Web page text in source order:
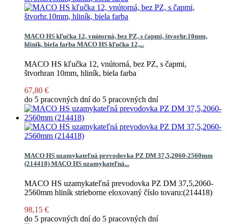
MACO HS kľučka 12, vnútorná, bez PZ, s čapmi, štvorhr.10mm,
hliník, biela farba MACO HS kľučka 12,...
MACO HS kľučka 12, vnútorná, bez PZ, s čapmi,
štvorhran 10mm, hliník, biela farba
67,80 €
do 5 pracovných dnído 5 pracovných dní
MACO HS uzamykateľná prevodovka PZ DM 37,5,2060-2560mm
(214418) MACO HS uzamykateľná...
MACO HS uzamykateľná prevodovka PZ DM 37,5,2060-
2560mm hliník strieborne eloxovaný číslo tovaru:(214418)
98,15 €
do 5 pracovných dnído 5 pracovných dní